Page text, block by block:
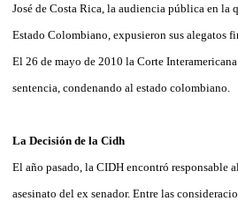
José de Costa Rica, la audiencia pública en la
Estado Colombiano, expusieron sus alegatos
El 26 de mayo de 2010 la Corte
sentencia, condenando al estado colombiano.
La Decisión de la Cidh
El año pasado, la CIDH encontró responsable
asesinato del ex senador. Entre las